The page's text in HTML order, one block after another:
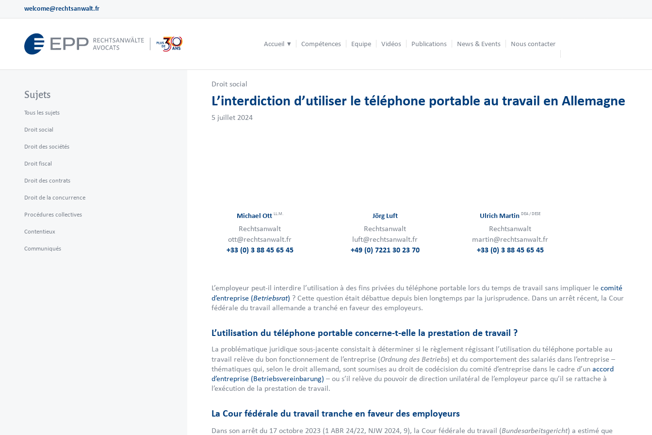
welcome@rechtsanwalt.fr
Accueil Compétences Equipe Vidéos Publications News & Events Nous contacter
Droit social
L’interdiction d’utiliser le téléphone portable au travail en Allemagne
Michael Ott LL.M.
Rechtsanwalt
ott@rechtsanwalt.fr
+33 (0) 3 88 45 65 45
Jörg Luft
Rechtsanwalt
luft@rechtsanwalt.fr
+49 (0) 7221 30 23 70
Ulrich MartinDEA / DESE
Rechtsanwalt
martin@rechtsanwalt.fr
+33 (0) 3 88 45 65 45
L’employeur peut-il interdire l’utilisation à des fins privées du téléphone portable lors du temps de travail sans impliquer le comité
d’entreprise (Betriebsrat) ? Cette question était débattue depuis bien longtemps par la jurisprudence. Dans un arrêt récent, la Cour
fédérale du travail allemande a tranché en faveur des employeurs.
L’utilisation du téléphone portable concerne-t-elle la prestation de travail ?
La problématique juridique sous-jacente consistait à déterminer si le règlement régissant l’utilisation du téléphone portable au
travail relève du bon fonctionnement de l’entreprise (Ordnung des Betriebs) et du comportement des salariés dans l’entreprise –
thématiques qui, selon le droit allemand, sont soumises au droit de codécision du comité d’entreprise dans le cadre d’un accord
d’entreprise (Betriebsvereinbarung) – ou s’il relève du pouvoir de direction unilatéral de l’employeur parce qu’il se rattache à
l’exécution de la prestation de travail.
La Cour fédérale du travail tranche en faveur des employeurs
Dans son arrêt du 17 octobre 2023 (1 ABR 24/22, NJW 2024, 9), la Cour fédérale du travail (Bundesarbeitsgericht) a estimé que
5 juillet 2024
Sujets
Tous les sujets
Droit social
Droit des sociétés
Droit fiscal
Droit des contrats
Droit de la concurrence
Procédures collectives
Contentieux
Communiqués